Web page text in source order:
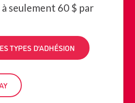
seulement 60 $ par
TYPES D’ADHÉSION